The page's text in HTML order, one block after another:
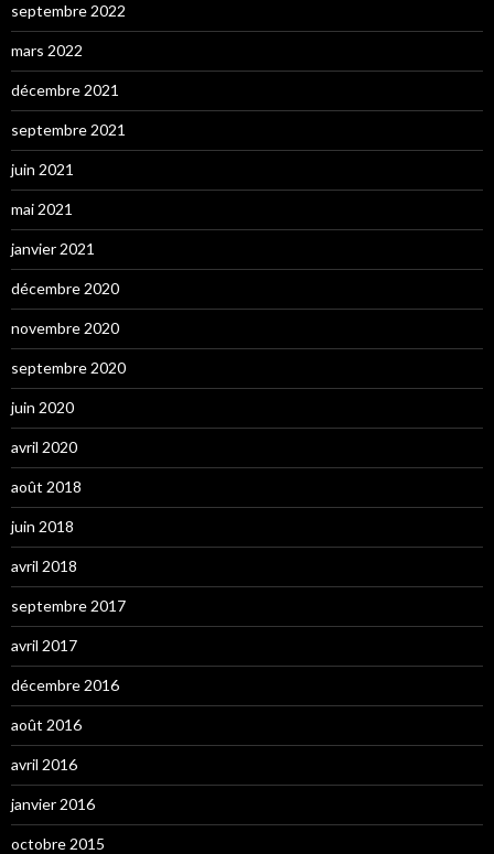
septembre 2022
mars 2022
décembre 2021
septembre 2021
juin 2021
mai 2021
janvier 2021
décembre 2020
novembre 2020
septembre 2020
juin 2020
avril 2020
août 2018
juin 2018
avril 2018
septembre 2017
avril 2017
décembre 2016
août 2016
avril 2016
janvier 2016
octobre 2015